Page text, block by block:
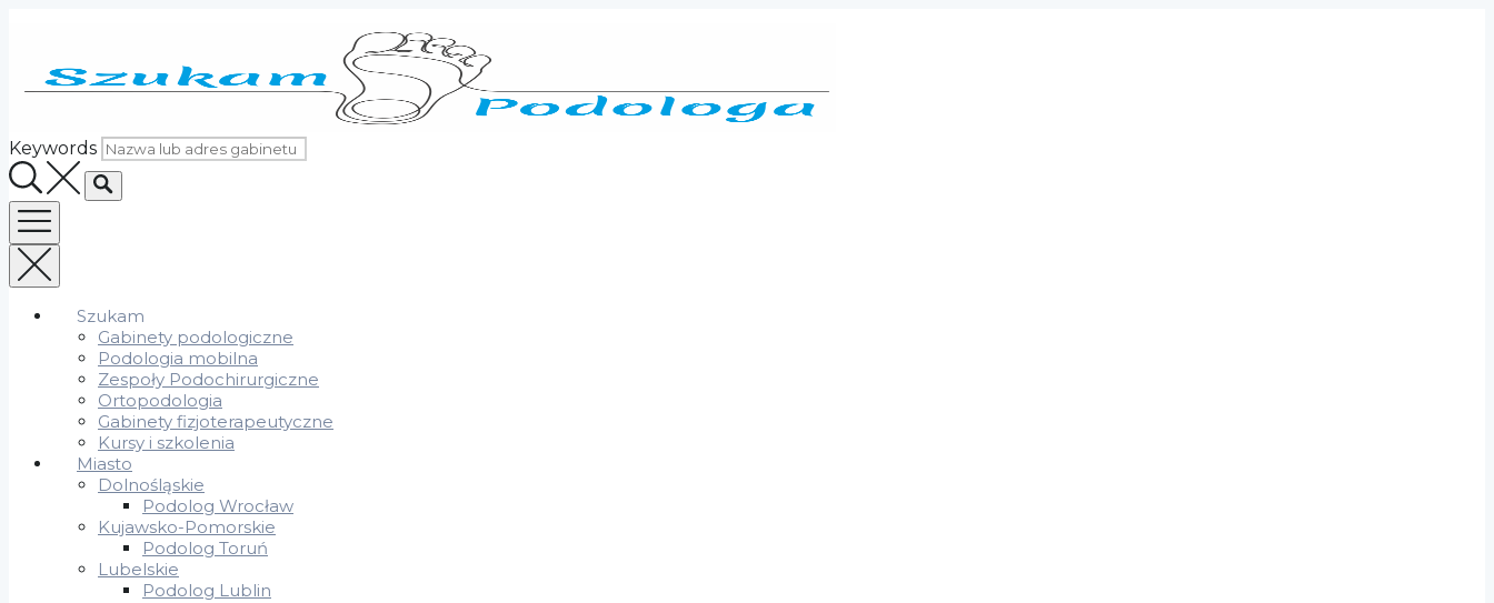
Keywords
Szukam
Gabinety podologiczne
Podologia mobilna
Zespoły Podochirurgiczne
Ortopodologia
Gabinety fizjoterapeutyczne
Kursy i szkolenia
Miasto
Dolnośląskie
Podolog Wrocław
Kujawsko-Pomorskie
Podolog Toruń
Lubelskie
Podolog Lublin